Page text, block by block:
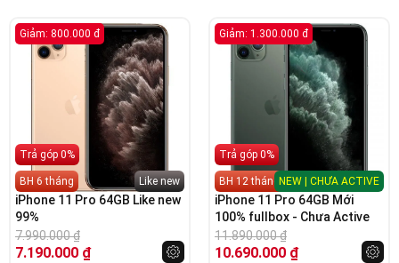
Giảm: 800.000 đ
Trả góp 0%
BH 6 tháng Like new
iPhone 11 Pro 64GB Like new
99%
7.990.000₫
7.190.000 ₫
Giảm: 1.300.000 đ
Trả góp 0%
BH 12 tháng NEW | CHƯA ACTIVE
iPhone 11 Pro 64GB Mới
100% fullbox - Chưa Active
11.890.000₫
10.690.000 ₫